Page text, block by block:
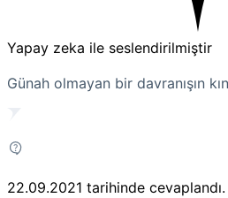
Yapay zeka ile seslendirilmiştir
Günah olmayan bir davranışın
22.09.2021 tarihinde cevaplandı.